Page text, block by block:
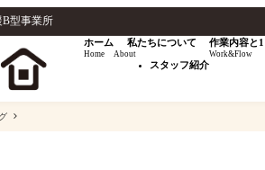
型事業所
ホーム
Home
私たちについて
About
スタッフ紹介
作業内容と
Work&Flow